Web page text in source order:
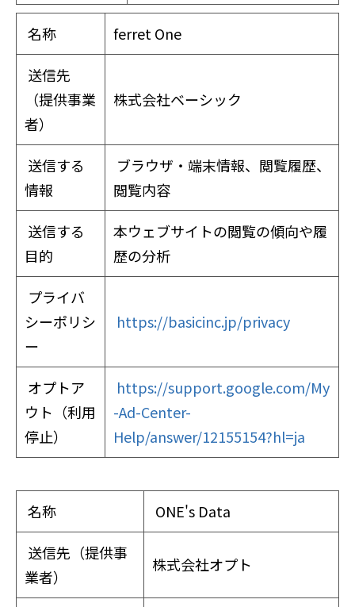
名称
ferret One
送信先
（提供事業
者）
株式会社ベーシック
送信する
情報
ブラウザ・端末情報、閲覧履歴、
閲覧内容
送信する
目的
本ウェブサイトの閲覧の傾向や履
歴の分析
プライバ
シーポリシ
ー
https://basicinc.jp/privacy
オプトア
ウト（利用
停止）
https://support.google.com/My
-Ad-Center-
Help/answer/12155154?hl=ja
名称
ONE's Data
送信先（提供事
業者）
株式会社オプト